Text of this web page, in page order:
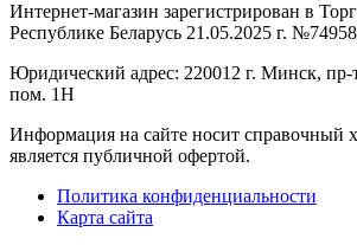
Интернет-магазин зарегистрирован в
Республике Беларусь 21.05.2025 г.
Юридический адрес: 220012 г. Минск, пр-
пом. 1Н
Информация на сайте носит справочный
является публичной офертой.
Политика конфиденциальности
Карта сайта